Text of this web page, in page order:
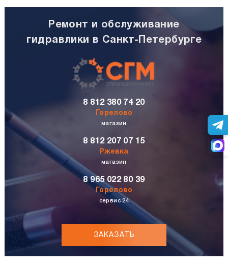
Ремонт и обслуживание
гидравлики в Санкт-Петербурге
8 812 380 74 20
Горелово
магазин
8 812 207 07 15
Ржевка
магазин
8 965 022 80 39
Горелово
сервис 24
ЗАКАЗАТЬ